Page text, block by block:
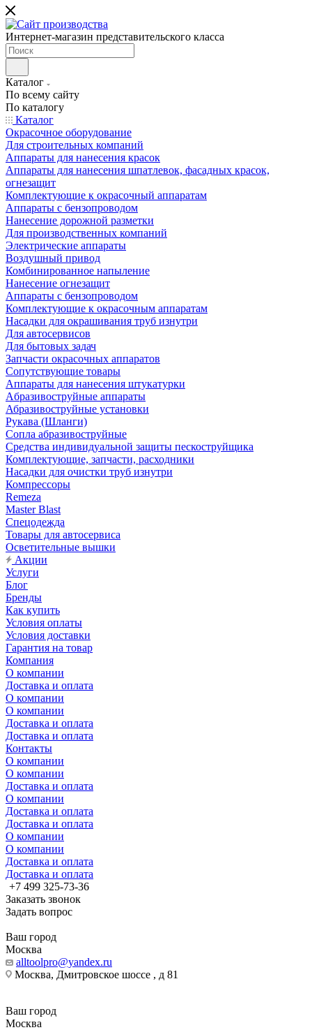
Интернет-магазин представительского класса
Каталог
По всему сайту
По каталогу
Каталог
Окрасочное оборудование
Для строительных компаний
Аппараты для нанесения красок
Аппараты для нанесения шпатлевок, фасадных красок,
огнезащит
Комплектующие к окрасочный аппаратам
Аппараты с бензопроводом
Нанесение дорожной разметки
Для производственных компаний
Электрические аппараты
Воздушный привод
Комбинированное напыление
Нанесение огнезащит
Аппараты с бензопроводом
Комплектующие к окрасочным аппаратам
Насадки для окрашивания труб изнутри
Для автосервисов
Для бытовых задач
Запчасти окрасочных аппаратов
Сопутствующие товары
Аппараты для нанесения штукатурки
Aбразивоструйные аппараты
Абразивоструйные установки
Рукава (Шланги)
Сопла абразивоструйные
Средства индивидуальной защиты пескоструйщика
Комплектующие, запчасти, расходники
Насадки для очистки труб изнутри
Компрессоры
Remeza
Master Blast
Спецодежда
Товары для автосервиса
Осветительные вышки
Акции
Услуги
Блог
Бренды
Как купить
Условия оплаты
Условия доставки
Гарантия на товар
Компания
О компании
Доставка и оплата
О компании
О компании
Доставка и оплата
Доставка и оплата
Контакты
О компании
О компании
Доставка и оплата
О компании
Доставка и оплата
Доставка и оплата
О компании
О компании
Доставка и оплата
Доставка и оплата
+7 499 325-73-36
Заказать звонок
Задать вопрос
Ваш город
Москва
alltoolpro@yandex.ru
Москва, Дмитровское шоссе , д 81
Ваш город
Москва